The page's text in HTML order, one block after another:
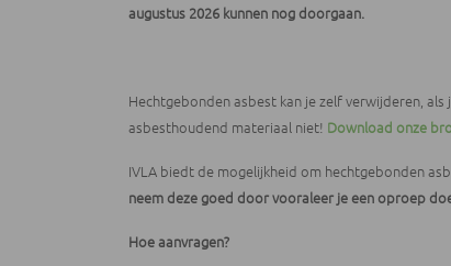
augustus 2026 kunnen nog doorgaan.
Hechtgebonden asbest kan je zelf verwijderen,
asbesthoudend materiaal niet! Download onze
IVLA biedt de mogelijkheid om hechtgebonden
neem deze goed door vooraleer je een oproep
Hoe aanvragen?